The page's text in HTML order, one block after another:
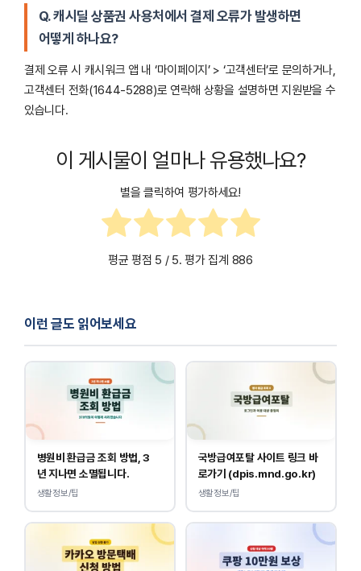
Q. 캐시딜 상품권 사용처에서 결제 오류가 발생하면
어떻게 하나요?
결제 오류 시 캐시워크 앱 내 ‘마이페이지’ > ‘고객센터’로 문의하거나,
고객센터 전화(1644-5288)로 연락해 상황을 설명하면 지원받을 수
있습니다.
이 게시물이 얼마나 유용했나요?
별을 클릭하여 평가하세요!
평균 평점 5 / 5. 평가 집계 886
이런 글도 읽어보세요
병원비 환급금 조회 방법, 3
년 지나면 소멸됩니다.
생활정보/팁
국방급여포탈 사이트 링크 바
로가기 (dpis.mnd.go.kr)
생활정보/팁